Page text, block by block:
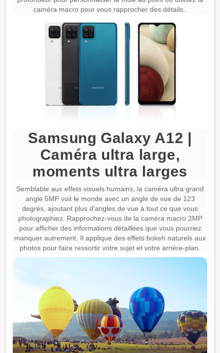
caméra macro pour vous rapprocher des détails..
Samsung Galaxy A12 |
Caméra ultra large,
moments ultra larges
Semblable aux effets visuels humains, la caméra ultra grand
angle 5MP voit le monde avec un angle de vue de 123
degrés, ajoutant plus d'angles de vue à tout ce que vous
photographiez. Rapprochez-vous de la caméra macro 2MP
pour afficher des informations détaillées que vous pourriez
manquer autrement. Il applique des effets bokeh naturels aux
photos pour faire ressortir votre sujet et votre arrière-plan.